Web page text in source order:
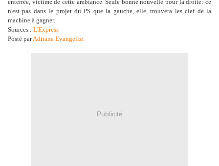
enterrée, victime de cette ambiance. Seule bonne nouvelle pour la droite: ce
n'est pas dans le projet du PS que la gauche, elle, trouvera les clef de la
machine à gagner.
Sources : L'Express
Posté parAdriana Evangelizt
Publicité